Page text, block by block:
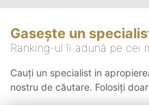
Gasește un
Ranking-ul îi adună pe cei
Cauți un specialist in
nostru de căutare. Folosiți